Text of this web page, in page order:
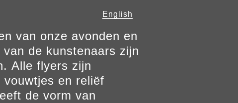
English
van onze avonden en
de kunstenaars zijn
Alle flyers zijn
en reliëf
de vorm van